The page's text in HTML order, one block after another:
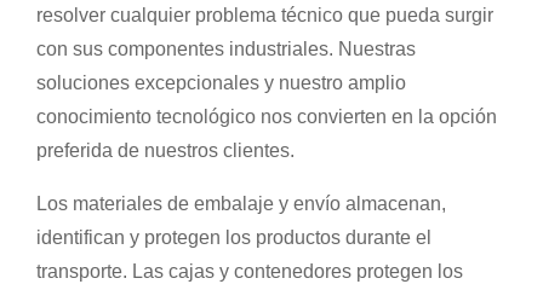
resolver cualquier problema técnico que pueda surgir
con sus componentes industriales. Nuestras
soluciones excepcionales y nuestro amplio
conocimiento tecnológico nos convierten en la opción
preferida de nuestros clientes.
Los materiales de embalaje y envío almacenan,
identifican y protegen los productos durante el
transporte. Las cajas y contenedores protegen los